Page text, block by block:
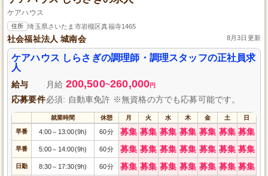
ケアハウス
住所 埼玉県さいたま市岩槻区真福寺1465
社会福祉法人 城南会 8月3日更新
ケアハウス しらさぎの調理師・調理スタッフの正社員求
人
給与 月給 200,500~260,000円
応募要件必須: 自動車免許 ※無資格の方でも応募可能です。
就業時間 休憩 月 火 水 木 金 土 日
早番 4:00～ 13:00(9h) 60分 募集 募集 募集 募集 募集 募集 募集
早番 5:00～ 14:00(9h) 60分 募集 募集 募集 募集 募集 募集 募集
日勤 8:30～ 17:30(9h) 60分 募集 募集 募集 募集 募集 募集 募集